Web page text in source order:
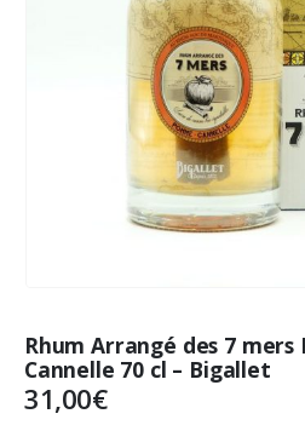
Rhum Arrangé des 7 mers
Cannelle 70 cl – Bigallet
31,00€